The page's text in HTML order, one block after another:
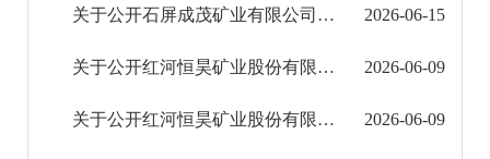
关于公开石屏成茂矿业有限公司石屏县西期底冲铅锌矿采矿权（探转采）出让收益起始价计算报告 ... 2026-06-15
关于公开红河恒昊矿业股份有限公司金平县长安冲铜钼矿（动用资源量）采矿权出让收益评估报告 ... 2026-06-09
关于公开红河恒昊矿业股份有限公司白马寨铜镍矿（动用资源量）采矿权出让收益评估报告内容的公告 2026-06-09